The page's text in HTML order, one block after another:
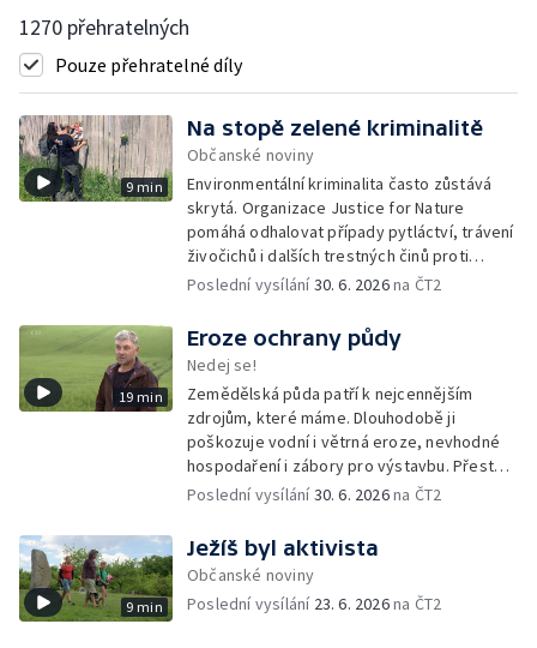
1270 přehratelných
Pouze přehratelné díly
9 min
Na stopě zelené kriminalitě
Občanské noviny
Environmentální kriminalita často zůstává
skrytá. Organizace Justice for Nature
pomáhá odhalovat případy pytláctví, trávení
živočichů i dalších trestných činů proti
přírodě. Dlouhodobým monitoringem a
pomoci při jejich vyšetřování.
Poslední vysílání30. 6. 2026na ČT2
19 min
Eroze ochrany půdy
Nedej se!
Zemědělská půda patří k nejcennějším
zdrojům, které máme. Dlouhodobě ji
poškozuje vodní i větrná eroze, nevhodné
hospodaření i zábory pro výstavbu. Přesto
česká vláda připravuje změny, které by část
Poslední vysílání30. 6. 2026na ČT2
9 min
Ježíš byl aktivista
Občanské noviny
Poslední vysílání 23. 6. 2026na ČT2